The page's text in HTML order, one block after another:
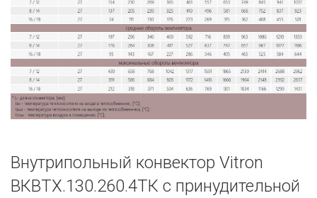
Внутрипольный конвектор Vitron
ВКВТХ.130.260.4ТК с принудительной